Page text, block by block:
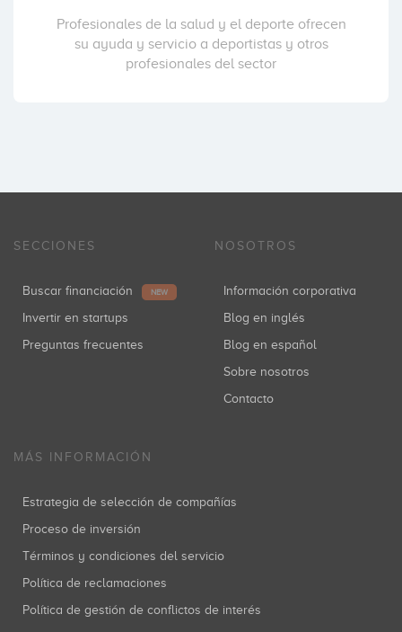
Profesionales de la salud y el deporte ofrecen
su ayuda y servicio a deportistas y otros
profesionales del sector
SECCIONES
Buscar financiación NEW
Invertir en startups
Preguntas frecuentes
NOSOTROS
Información corporativa
Blog en inglés
Blog en español
Sobre nosotros
Contacto
MÁS INFORMACIÓN
Estrategia de selección de compañías
Proceso de inversión
Términos y condiciones del servicio
Política de reclamaciones
Política de gestión de conflictos de interés